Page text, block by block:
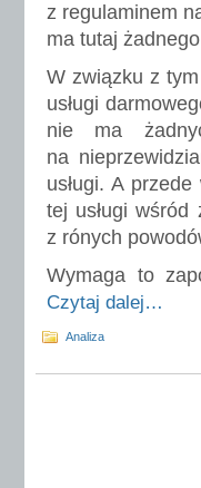
z regulaminem
ma tutaj
W związku z
usługi
nie ma
na
usługi. A
tej usługi
z rónych
Wymaga to
Czytaj dalej…
Analiza